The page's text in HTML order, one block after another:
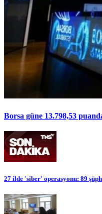
Borsa güne 13.798,53
27 ilde 'siber' operasyonu: 89